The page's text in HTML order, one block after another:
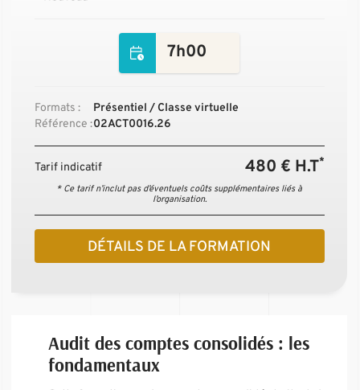
7h00
Formats :
Présentiel / Classe virtuelle
Référence :02ACT0016.26
Tarif indicatif 480 € H.T*
* Ce tarif n’inclut pas d’éventuels coûts supplémentaires liés à
l’organisation.
DÉTAILS DE LA FORMATION
Audit des comptes consolidés : les
fondamentaux